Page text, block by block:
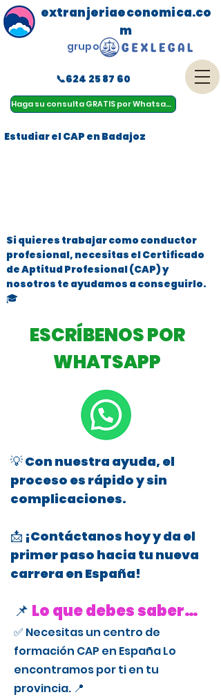
Haga su consulta GRATIS por Whatsapp
menu
extranjeriaeconomica.co
m
📞624 25 87 60
grupo
Estudiar el CAP en Badajoz
Si quieres trabajar como conductor
profesional, necesitas el Certificado
de Aptitud Profesional (CAP) y
nosotros te ayudamos a conseguirlo.
🎓
ESCRÍBENOS POR
WHATSAPP
💡 Con nuestra ayuda, el
proceso es rápido y sin
complicaciones.
📩 ¡Contáctanos hoy y da el
primer paso hacia tu nueva
carrera en España!
📌 Lo que debes saber…
✅ Necesitas un centro de
formación CAP en España Lo
encontramos por ti en tu
provincia. 📍